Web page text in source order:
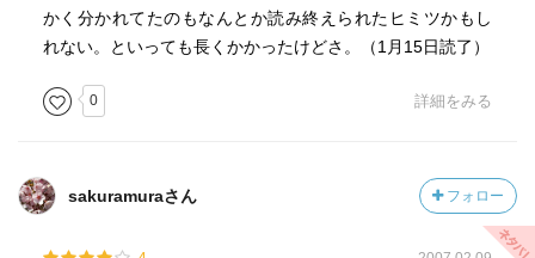
かく分かれてたのもなんとか読み終えられたヒミツかもし
れない。といっても長くかかったけどさ。（1月15日読了）
0 詳細をみる
sakuramuraさん フォロー